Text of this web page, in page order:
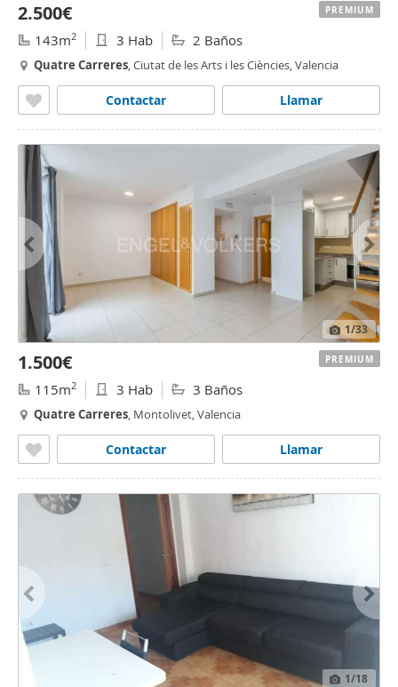
2.500€
143m2 3 Hab 2 Baños
Quatre Carreres, Ciutat de les Arts i les Ciències, Valencia
Llamar
Contactar
PREMIUM
1/33
1.500€
115m2 3 Hab 3 Baños
Quatre Carreres, Montolivet, Valencia
Llamar
Contactar
PREMIUM
1/18